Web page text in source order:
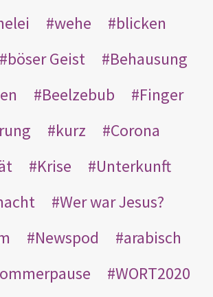
wehe
blicken
böser Geist
Behausung
Beelzebub
Finger
kurz
Corona
Krise
Unterkunft
Wer war Jesus?
Newspod
arabisch
WORT2020